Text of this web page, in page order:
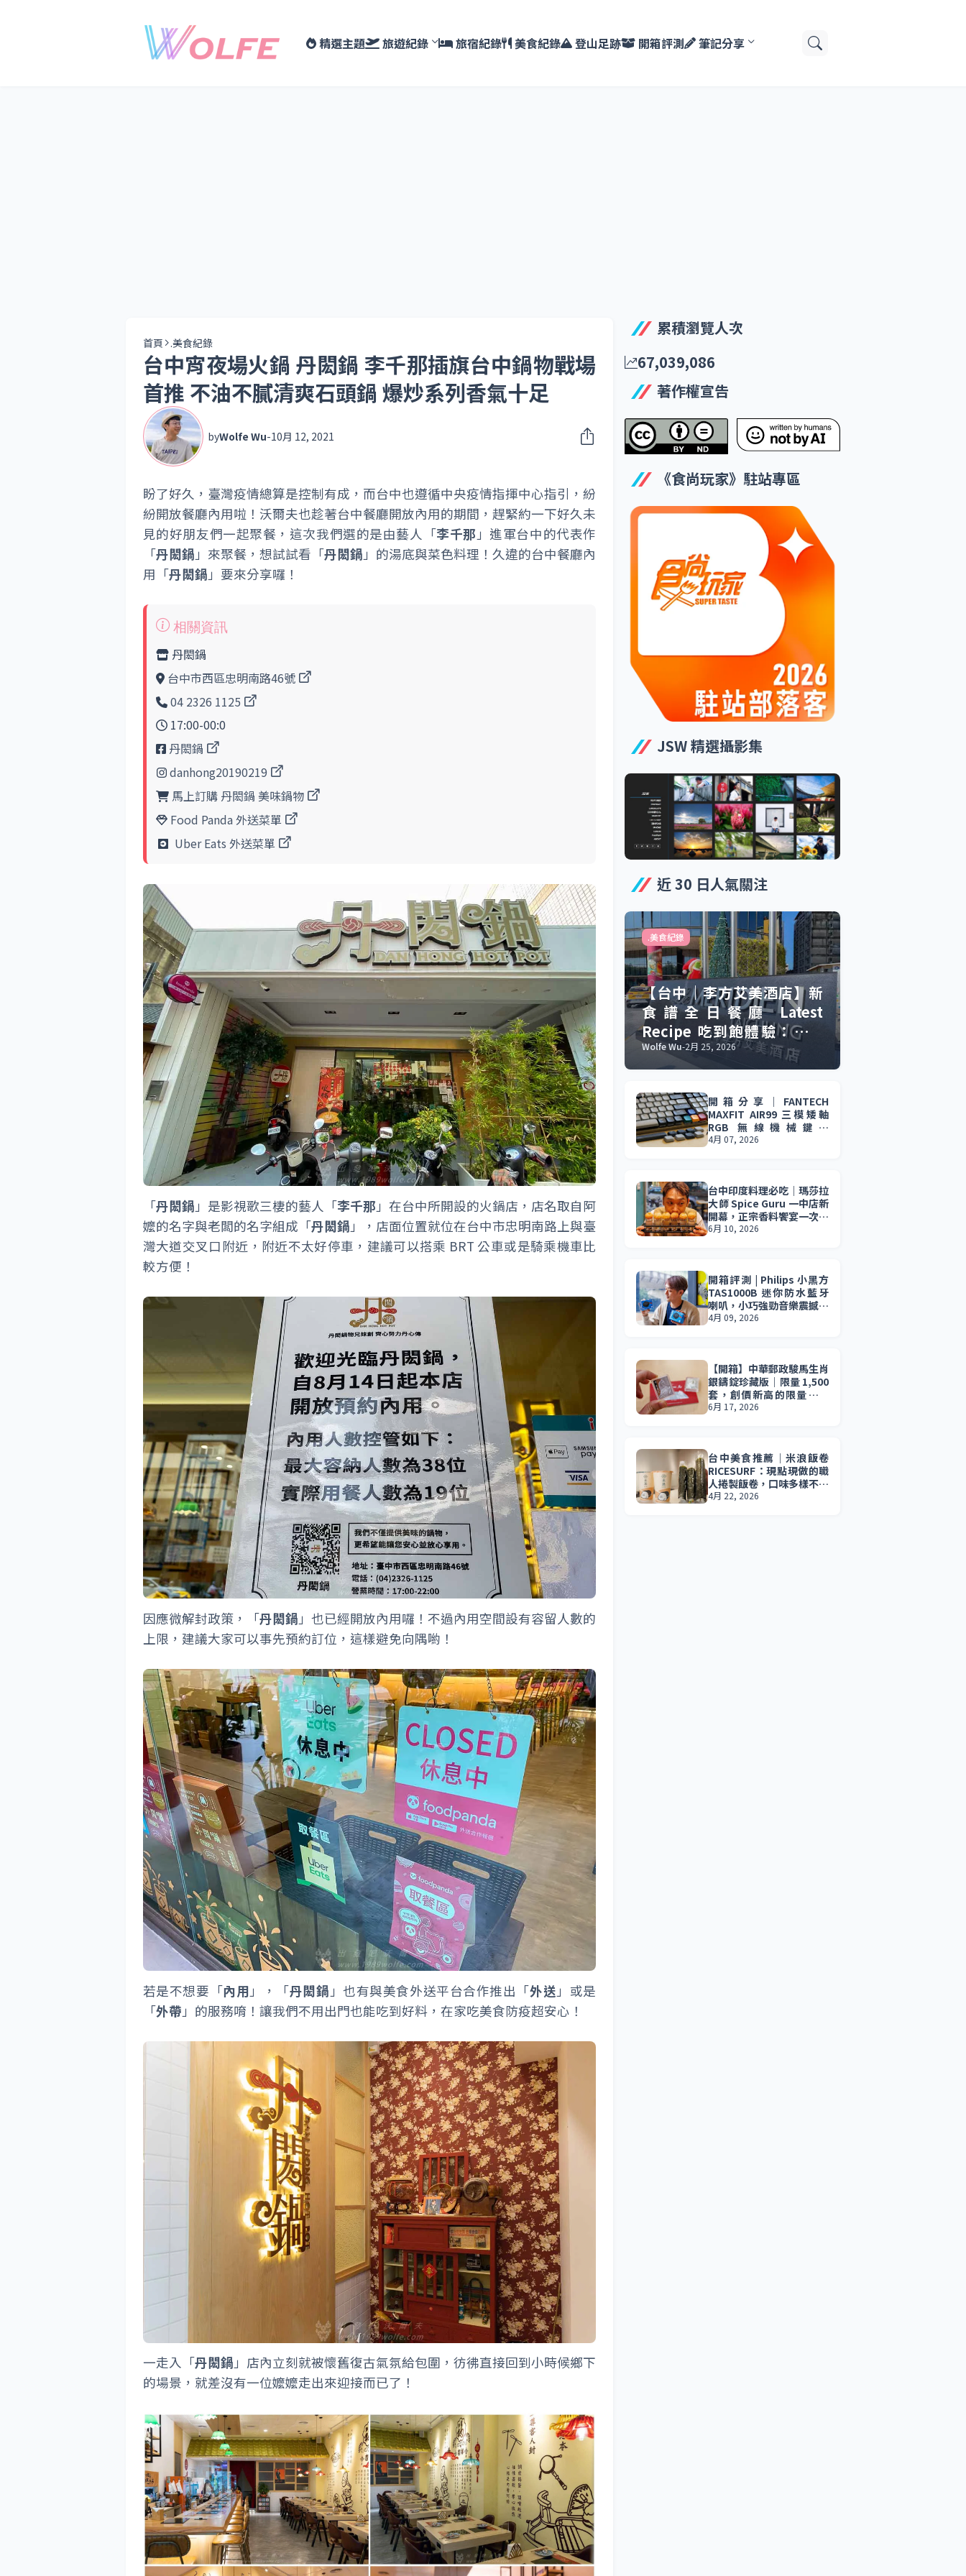
精選主題 旅遊紀錄 旅宿紀錄 美食紀錄 登山足跡 開箱評測 筆記分享
首頁 .美食紀錄
台中宵夜場火鍋 丹閎鍋 李千那插旗台中鍋物戰場
首推 不油不膩清爽石頭鍋 爆炒系列香氣十足
byWolfe Wu-10月 12, 2021
盼了好久，臺灣疫情總算是控制有成，而台中也遵循中央疫情指揮中心指引，紛
紛開放餐廳內用啦！沃爾夫也趁著台中餐廳開放內用的期間，趕緊約一下好久未
見的好朋友們一起聚餐，這次我們選的是由藝人「李千那」進軍台中的代表作
「丹閎鍋」來聚餐，想試試看「丹閎鍋」的湯底與菜色料理！久違的台中餐廳內
用「丹閎鍋」要來分享囉！
丹閎鍋
台中市西區忠明南路46號
04 2326 1125
17:00-00:0
丹閎鍋
danhong20190219
馬上訂購 丹閎鍋 美味鍋物
Food Panda 外送菜單
Uber Eats 外送菜單
「丹閎鍋 」是影視歌三棲的藝人「李千那 」在台中所開設的火鍋店，店名取自阿
嬤的名字與老闆的名字組成「丹閎鍋 」，店面位置就位在台中市忠明南路上與臺
灣大道交叉口附近，附近不太好停車，建議可以搭乘 BRT 公車或是騎乘機車比
較方便！
因應微解封政策，「丹閎鍋 」也已經開放內用囉！不過內用空間設有容留人數的
上限，建議大家可以事先預約訂位，這樣避免向隅喲！
若是不想要「內用 」，「丹閎鍋 」也有與美食外送平台合作推出「外送 」或是
「外帶 」的服務唷！讓我們不用出門也能吃到好料，在家吃美食防疫超安心！
一走入「丹閎鍋」店內立刻就被懷舊復古氣氛給包圍，彷彿直接回到小時候鄉下
的場景，就差沒有一位嬤嬤走出來迎接而已了！
累積瀏覽人次
67,039,086
著作權宣告
《食尚玩家》駐站專區
JSW 精選攝影集
近 30 日人氣關注
.美食紀錄
【台中｜李方艾美酒店】新
食譜全日餐廳 Latest
Recipe 吃到飽體驗：慶生
聚餐的美食與驚喜。
Wolfe Wu-2月 25, 2026
開箱分享｜FANTECH
MAXFIT AIR99 三模矮軸
RGB 無線機械鍵盤
(MK916) 輕薄設計 × 三模
4月 07, 2026
台中印度料理必吃｜瑪莎拉
大師 Spice Guru 一中店新
開幕，正宗香料饗宴一次滿
足，印度料理控必收藏。
6月 10, 2026
開箱評測 | Philips 小黑方
TAS1000B 迷你防水藍牙
喇叭，小巧強勁音樂震撼無
所不在。小資族 2026 最值
4月 09, 2026
【開箱】中華郵政駿馬生肖
銀鑄錠珍藏版｜限量 1,500
套，創價新高的限量珍藏
版，真的值得收藏嗎？
6月 17, 2026
台中美食推薦｜米浪飯卷
RICESURF：現點現做的職
人捲製飯卷，口味多樣不膩
口，清爽夏季午餐推薦必
4月 22, 2026